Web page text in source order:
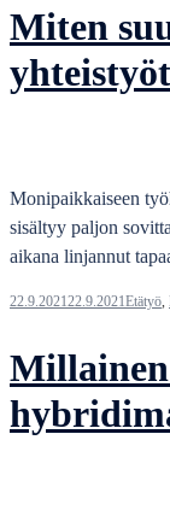
Miten
Monipaikkaiseen
sisältyy paljon
aikana linjannut
22.9.202122.9.2021Etätyö,